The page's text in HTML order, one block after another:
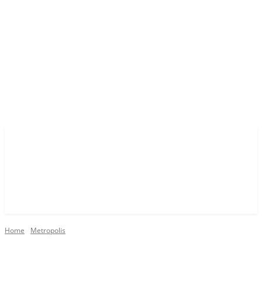
Home Metropolis